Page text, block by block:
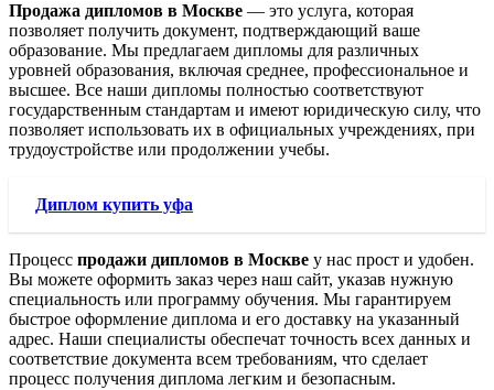
Продажа дипломов в Москве — это услуга, которая
позволяет получить документ, подтверждающий ваше
образование. Мы предлагаем дипломы для различных
уровней образования, включая среднее, профессиональное и
высшее. Все наши дипломы полностью соответствуют
государственным стандартам и имеют юридическую силу, что
позволяет использовать их в официальных учреждениях, при
трудоустройстве или продолжении учебы.
Диплом купить уфа
Процесс продажи дипломов в Москве у нас прост и удобен.
Вы можете оформить заказ через наш сайт, указав нужную
специальность или программу обучения. Мы гарантируем
быстрое оформление диплома и его доставку на указанный
адрес. Наши специалисты обеспечат точность всех данных и
соответствие документа всем требованиям, что сделает
процесс получения диплома легким и безопасным.